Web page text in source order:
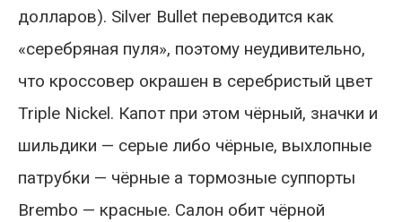
долларов). Silver Bullet переводится как
«серебряная пуля», поэтому неудивительно,
что кроссовер окрашен в серебристый цвет
Triple Nickel. Капот при этом чёрный, значки и
шильдики — серые либо чёрные, выхлопные
патрубки — чёрные а тормозные суппорты
Brembo — красные. Салон обит чёрной